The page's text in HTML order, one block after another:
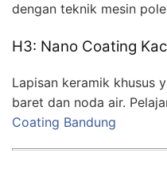
dengan teknik mesin
H3: Nano Coating
Lapisan keramik khusus
baret dan noda air.
Coating Bandung